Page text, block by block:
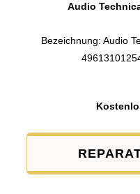
Audio
Bezeichnung: Audio